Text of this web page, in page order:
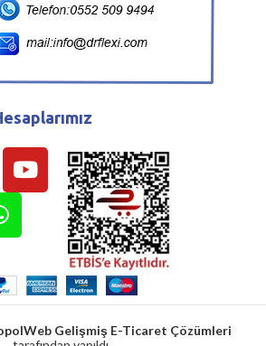
Gelişmiş E-Ticaret Çözümleri